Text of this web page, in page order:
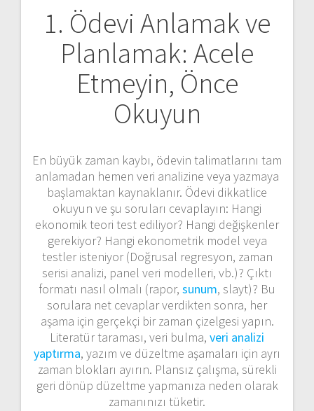
1. Ödevi Anlamak ve
Planlamak: Acele
Etmeyin, Önce
Okuyun
En büyük zaman kaybı, ödevin talimatlarını tam
anlamadan hemen veri analizine veya yazmaya
başlamaktan kaynaklanır. Ödevi dikkatlice
okuyun ve şu soruları cevaplayın: Hangi
ekonomik teori test ediliyor? Hangi değişkenler
gerekiyor? Hangi ekonometrik model veya
testler isteniyor (Doğrusal regresyon, zaman
serisi analizi, panel veri modelleri, vb.)? Çıktı
formatı nasıl olmalı (rapor, sunum, slayt)? Bu
sorulara net cevaplar verdikten sonra, her
aşama için gerçekçi bir zaman çizelgesi yapın.
Literatür taraması, veri bulma, veri analizi
yaptırma, yazım ve düzeltme aşamaları için ayrı
zaman blokları ayırın. Plansız çalışma, sürekli
geri dönüp düzeltme yapmanıza neden olarak
zamanınızı tüketir.